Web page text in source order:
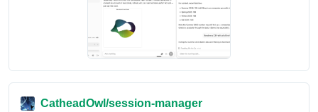
CatheadOwl/session-manager